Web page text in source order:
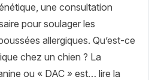
une consultation
pour soulager les
allergiques. Qu’est-ce
chez un chien ? La
ou « DAC » est… lire la